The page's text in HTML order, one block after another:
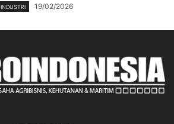
INDUSTRI 19/02/2026